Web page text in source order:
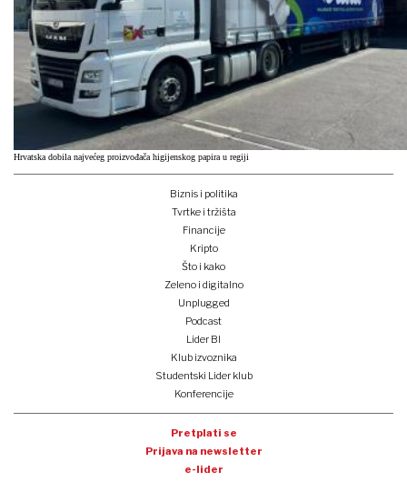
Hrvatska dobila najvećeg proizvođača higijenskog papira u regiji
Biznis i politika
Tvrtke i tržišta
Financije
Kripto
Što i kako
Zeleno i digitalno
Unplugged
Podcast
Lider BI
Klub izvoznika
Studentski Lider klub
Konferencije
Pretplati se
Prijava na newsletter
e-lider